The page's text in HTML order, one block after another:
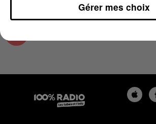
Gérer mes choix